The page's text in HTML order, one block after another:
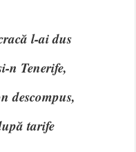
l-ai dus
n Tenerife,
descompus,
tarife